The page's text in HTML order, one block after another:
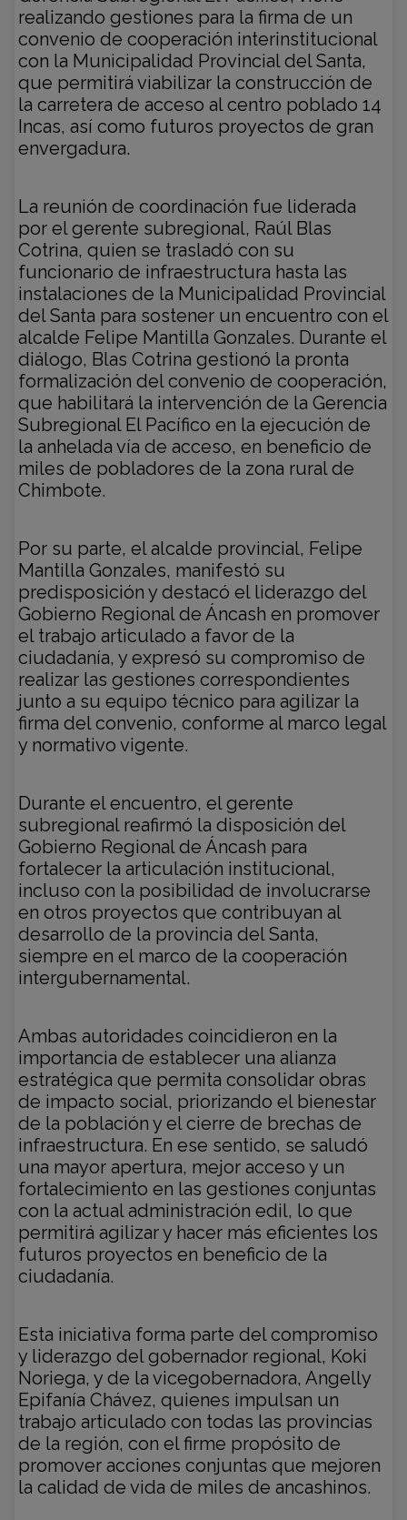
realizando gestiones para la firma de un
convenio de cooperación interinstitucional
con la Municipalidad Provincial del Santa,
que permitirá viabilizar la construcción de
la carretera de acceso al centro poblado 14
Incas, así como futuros proyectos de gran
envergadura.
La reunión de coordinación fue liderada
por el gerente subregional, Raúl Blas
Cotrina, quien se trasladó con su
funcionario de infraestructura hasta las
instalaciones de la Municipalidad Provincial
del Santa para sostener un encuentro con el
alcalde Felipe Mantilla Gonzales. Durante el
diálogo, Blas Cotrina gestionó la pronta
formalización del convenio de cooperación,
que habilitará la intervención de la Gerencia
Subregional El Pacífico en la ejecución de
la anhelada vía de acceso, en beneficio de
miles de pobladores de la zona rural de
Chimbote.
Por su parte, el alcalde provincial, Felipe
Mantilla Gonzales, manifestó su
predisposición y destacó el liderazgo del
Gobierno Regional de Áncash en promover
el trabajo articulado a favor de la
ciudadanía, y expresó su compromiso de
realizar las gestiones correspondientes
junto a su equipo técnico para agilizar la
firma del convenio, conforme al marco legal
y normativo vigente.
Durante el encuentro, el gerente
subregional reafirmó la disposición del
Gobierno Regional de Áncash para
fortalecer la articulación institucional,
incluso con la posibilidad de involucrarse
en otros proyectos que contribuyan al
desarrollo de la provincia del Santa,
siempre en el marco de la cooperación
intergubernamental.
Ambas autoridades coincidieron en la
importancia de establecer una alianza
estratégica que permita consolidar obras
de impacto social, priorizando el bienestar
de la población y el cierre de brechas de
infraestructura. En ese sentido, se saludó
una mayor apertura, mejor acceso y un
fortalecimiento en las gestiones conjuntas
con la actual administración edil, lo que
permitirá agilizar y hacer más eficientes los
futuros proyectos en beneficio de la
ciudadanía.
Esta iniciativa forma parte del compromiso
y liderazgo del gobernador regional, Koki
Noriega, y de la vicegobernadora, Angelly
Epifanía Chávez, quienes impulsan un
trabajo articulado con todas las provincias
de la región, con el firme propósito de
promover acciones conjuntas que mejoren
la calidad de vida de miles de ancashinos.